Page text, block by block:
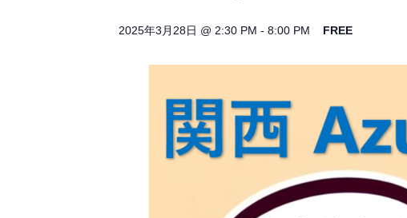
2025年3月28日 @ 2:30 PM - 8:00 PM FREE